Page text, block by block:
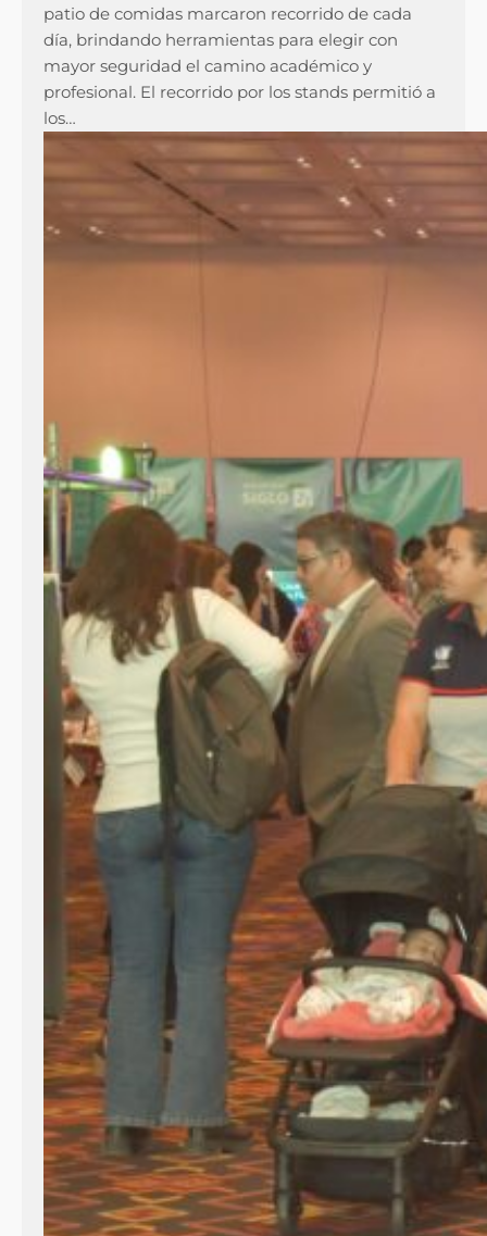
patio de comidas marcaron recorrido de cada
día, brindando herramientas para elegir con
mayor seguridad el camino académico y
profesional. El recorrido por los stands permitió a
los…